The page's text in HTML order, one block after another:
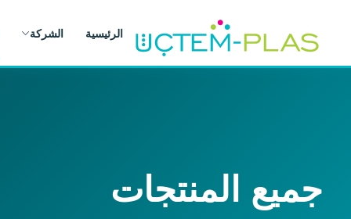
الرئيسية الشركة
جميع المنتجات